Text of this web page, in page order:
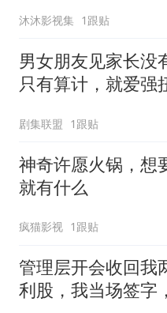
沐沐影视集 1跟贴
男女朋友见家长没
只有算计，就爱强
剧集联盟 1跟贴
神奇许愿火锅，想
就有什么
疯猫影视 1跟贴
管理层开会收回我
利股，我当场签字